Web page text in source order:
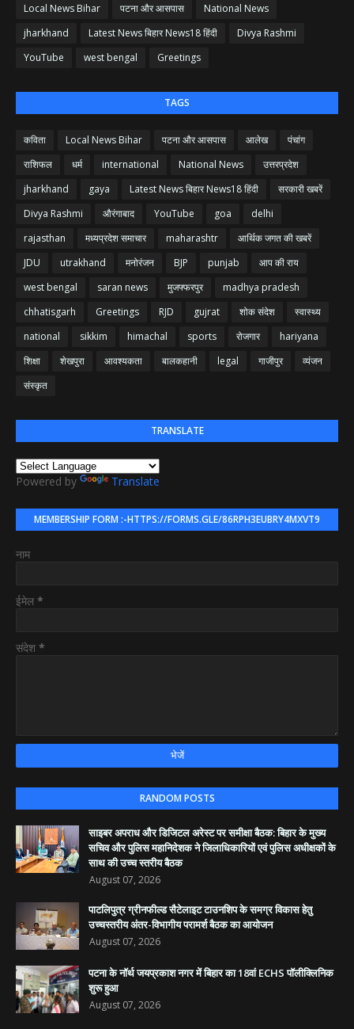
Local News Bihar पटना और आसपास
National News
jharkhand
Latest News बिहार News18 हिंदी
Divya Rashmi
YouTube
west bengal Greetings
TAGS
कविता Local News Bihar पटना और आसपास आलेख
पंचांग
राशिफल
धर्म international National News
उत्तरप्रदेश
jharkhand
gaya Latest News बिहार News18 हिंदी
सरकारी खबरें
Divya Rashmi
औरंगाबाद YouTube goa
delhi
rajasthan
मध्यप्रदेश समाचार maharashtr
आर्थिक जगत की खबरें
JDU
utrakhand मनोरंजन BJP punjab
आप की राय
west bengal
saran news मुजफ्फरपुर
madhya pradesh
chhatisgarh
Greetings RJD gujrat शोक संदेश
स्वास्थ्य
national
sikkim himachal sports रोजगार
hariyana
शिक्षा
शेखपुरा आवश्यकता बालकहानी legal गाजीपुर
व्यंजन
संस्कृत
TRANSLATE
Powered by Translate
MEMBERSHIP FORM :-HTTPS://FORMS.GLE/86RPH3EUBRY4MXVT9
नाम
ईमेल *
संदेश *
RANDOM POSTS
साइबर अपराध और डिजिटल अरेस्ट पर समीक्षा बैठक: बिहार के मुख्य
सचिव और पुलिस महानिदेशक ने जिलाधिकारियों एवं पुलिस अधीक्षकों के
साथ की उच्च स्तरीय बैठक
August 07, 2026
पाटलिपुत्र ग्रीनफील्ड सैटेलाइट टाउनशिप के समग्र विकास हेतु
उच्चस्तरीय अंतर-विभागीय परामर्श बैठक का आयोजन
August 07, 2026
पटना के नॉर्थ जयप्रकाश नगर में बिहार का 18वां ECHS पॉलीक्लिनिक
शुरू हुआ
August 07, 2026